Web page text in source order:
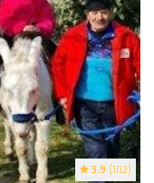
3.9 (102)